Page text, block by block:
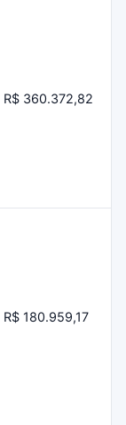
R$ 360.372,82
R$ 180.959,17